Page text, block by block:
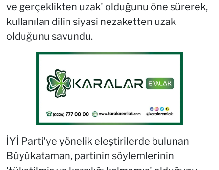
ve gerçeklikten uzak' olduğunu öne sürerek,
kullanılan dilin siyasi nezaketten uzak
olduğunu savundu.
İYİ Parti'ye yönelik eleştirilerde bulunan
Büyükataman, partinin söylemlerinin